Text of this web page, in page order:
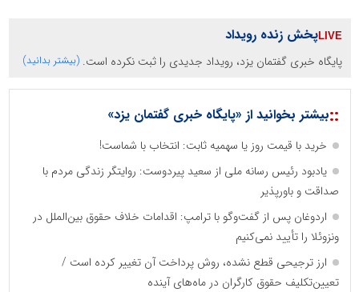
پخش زنده رویداد
پایگاه خبری گفتمان یزد، رویداد جدیدی را ثبت نکرده است. (بیشتر بدانید)
::بیشتر بخوانید از «پایگاه خبری گفتمان یزد»
خرید با قیمت روز یا سهمیه ثابت: انتخاب با شماست!
یادبود رئیس رسانه ملی از سعید پیردوست: روایتگر زندگی مردم با
صداقت و باورپذیر
اردوغان پس از گفت‌وگو با ترامپ: اقدامات خلاف حقوق بین‌الملل در
ونزوئلا را تأیید نمی‌کنیم
ارز ترجیحی قطع نشده، روش پرداخت آن تغییر کرده است /
تعیین‌تکلیف حقوق کارگران در ماه‌های آینده